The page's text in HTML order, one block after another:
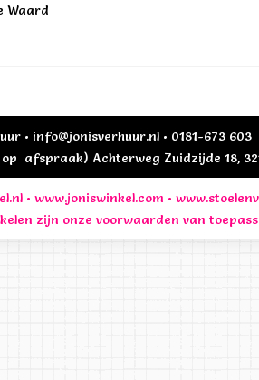
Waard
• info@jonisverhuur.nl • 0181-673 603
afspraak) Achterweg Zuidzijde 18,
• www.joniswinkel.com •
zijn onze voorwaarden van